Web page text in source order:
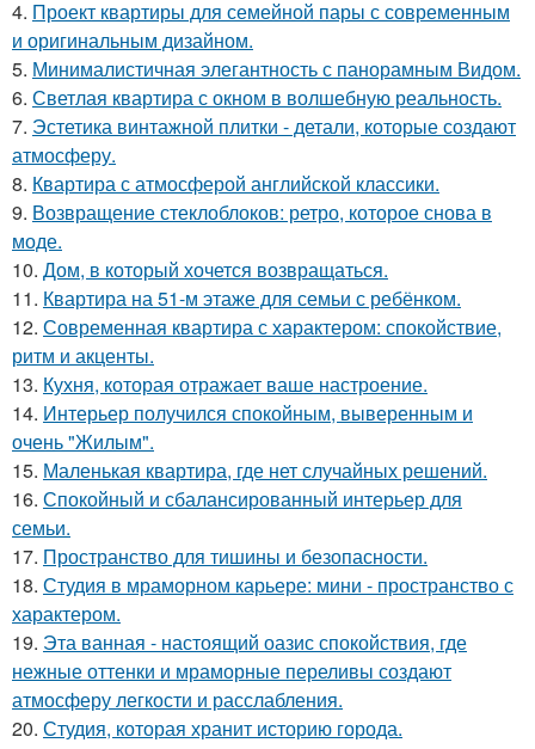
4. Проект квартиры для семейной пары с современным
и оригинальным дизайном.
5. Минималистичная элегантность с панорамным Видом.
6. Светлая квартира с окном в волшебную реальность.
7. Эстетика винтажной плитки - детали, которые создают
атмосферу.
8. Квартира с атмосферой английской классики.
9. Возвращение стеклоблоков: ретро, которое снова в
моде.
10. Дом, в который хочется возвращаться.
11. Квартира на 51-м этаже для семьи с ребёнком.
12. Современная квартира с характером: спокойствие,
ритм и акценты.
13. Кухня, которая отражает ваше настроение.
14. Интерьер получился спокойным, выверенным и
очень "Жилым".
15. Маленькая квартира, где нет случайных решений.
16. Спокойный и сбалансированный интерьер для
семьи.
17. Пространство для тишины и безопасности.
18. Студия в мраморном карьере: мини - пространство с
характером.
19. Эта ванная - настоящий оазис спокойствия, где
нежные оттенки и мраморные переливы создают
атмосферу легкости и расслабления.
20. Студия, которая хранит историю города.